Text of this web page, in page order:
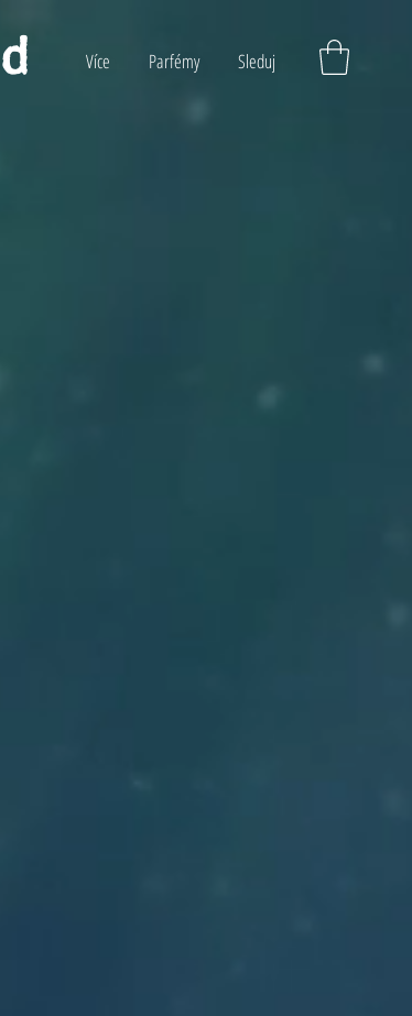
Více Parfémy Sleduj